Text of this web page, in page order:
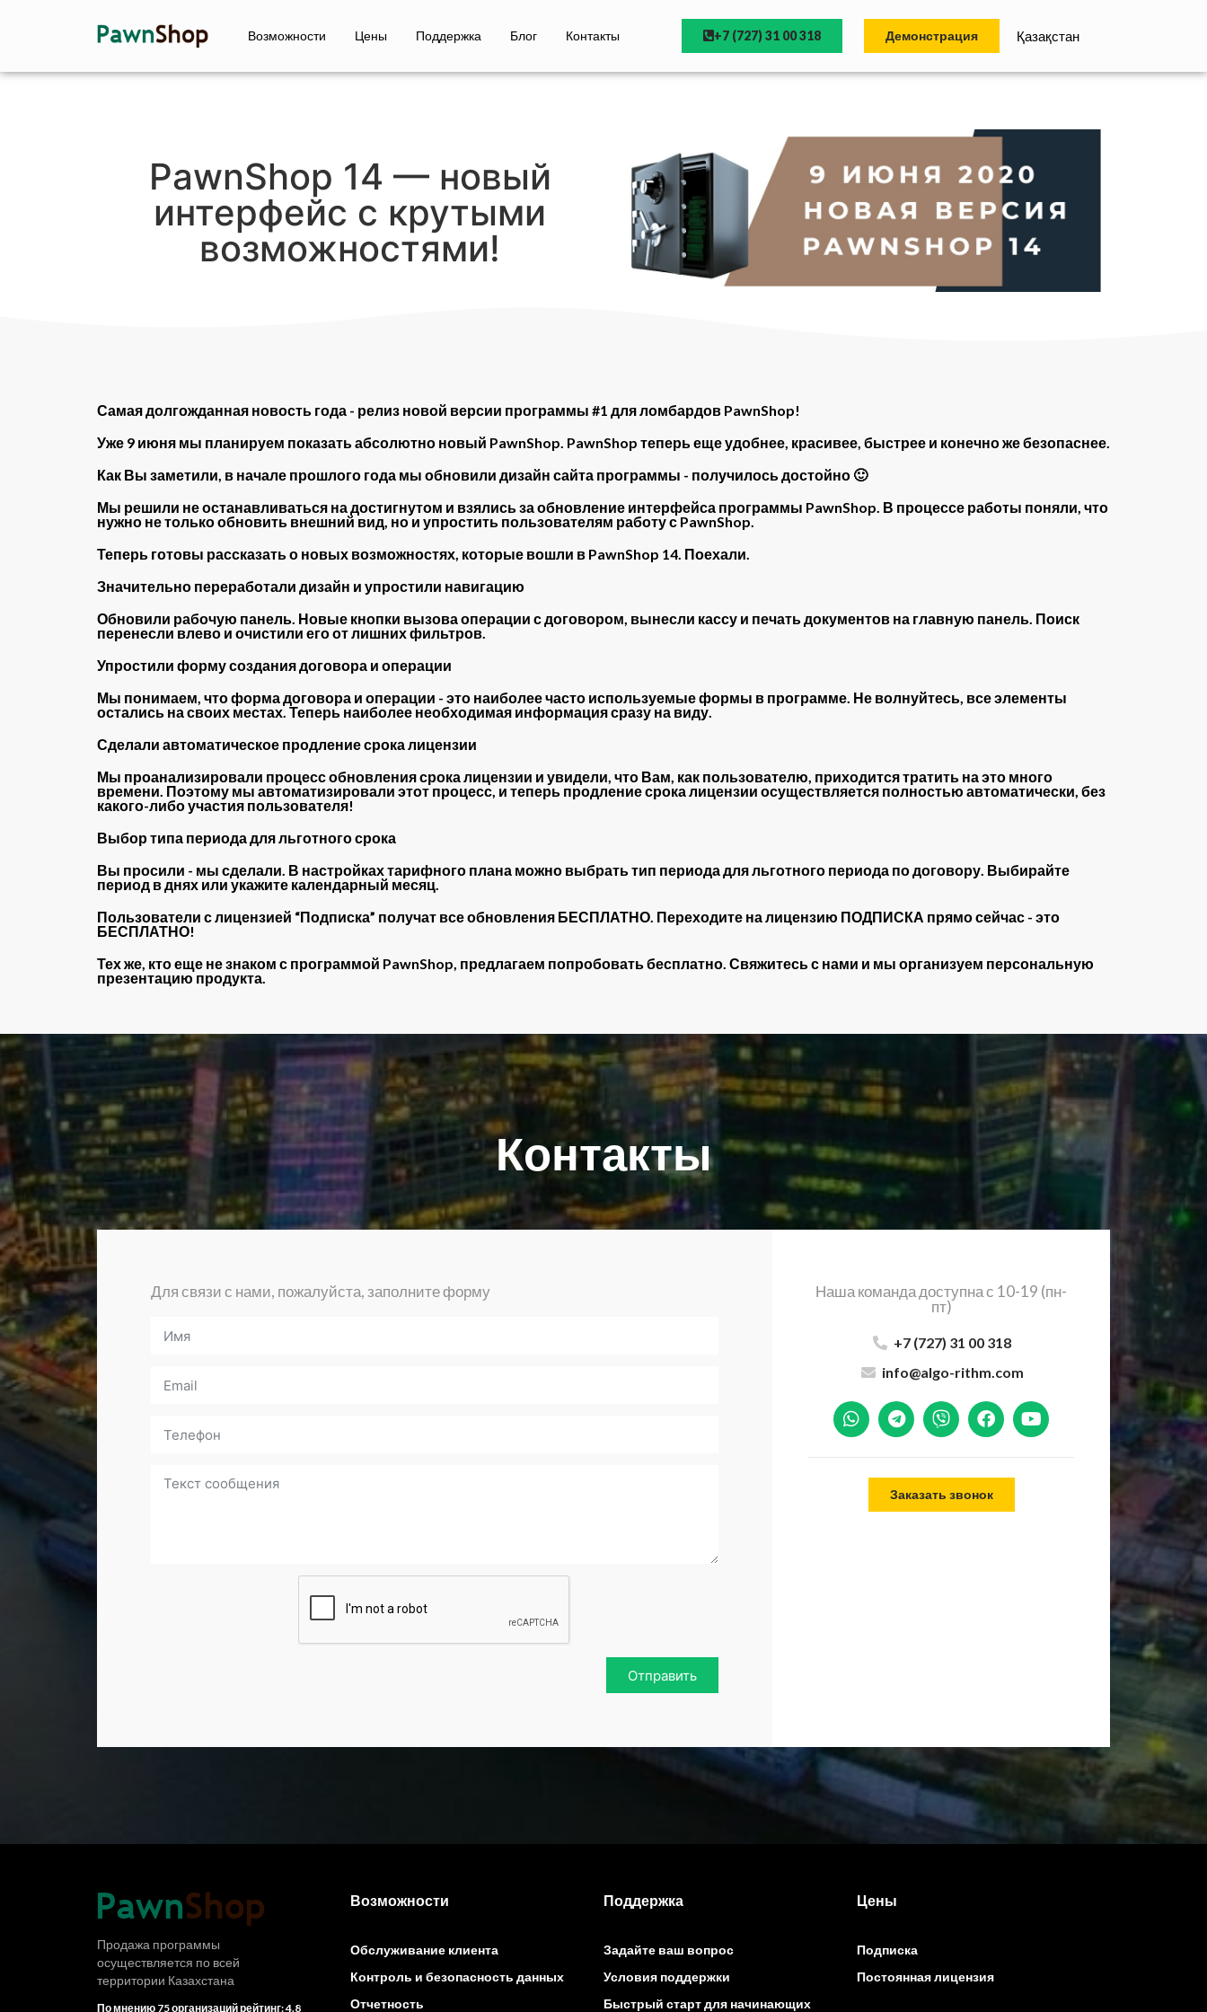
Возможности Цены Поддержка Блог Контакты +7 (727) 31 00 318 Демонстрация Қазақстан
PawnShop 14 — новый
интерфейс с крутыми
возможностями!
Самая долгожданная новость года - релиз новой версии программы #1 для ломбардов PawnShop!
Уже 9 июня мы планируем показать абсолютно новый PawnShop. PawnShop теперь еще удобнее, красивее, быстрее и конечно же безопаснее.
Как Вы заметили, в начале прошлого года мы обновили дизайн сайта программы - получилось достойно 🙂
Мы решили не останавливаться на достигнутом и взялись за обновление интерфейса программы PawnShop. В процессе работы поняли, что
нужно не только обновить внешний вид, но и упростить пользователям работу с PawnShop.
Теперь готовы рассказать о новых возможностях, которые вошли в PawnShop 14. Поехали.
Значительно переработали дизайн и упростили навигацию
Обновили рабочую панель. Новые кнопки вызова операции с договором, вынесли кассу и печать документов на главную панель. Поиск
перенесли влево и очистили его от лишних фильтров.
Упростили форму создания договора и операции
Мы понимаем, что форма договора и операции - это наиболее часто используемые формы в программе. Не волнуйтесь, все элементы
остались на своих местах. Теперь наиболее необходимая информация сразу на виду.
Сделали автоматическое продление срока лицензии
Мы проанализировали процесс обновления срока лицензии и увидели, что Вам, как пользователю, приходится тратить на это много
времени. Поэтому мы автоматизировали этот процесс, и теперь продление срока лицензии осуществляется полностью автоматически, без
какого-либо участия пользователя!
Выбор типа периода для льготного срока
Вы просили - мы сделали. В настройках тарифного плана можно выбрать тип периода для льготного периода по договору. Выбирайте
период в днях или укажите календарный месяц.
Пользователи с лицензией “Подписка” получат все обновления БЕСПЛАТНО. Переходите на лицензию ПОДПИСКА прямо сейчас - это
БЕСПЛАТНО!
Тех же, кто еще не знаком с программой PawnShop, предлагаем попробовать бесплатно. Свяжитесь с нами и мы организуем персональную
презентацию продукта.
Контакты
Для связи с нами, пожалуйста, заполните форму
Отправить
Наша команда доступна с 10-19 (пн-
пт)
+7 (727) 31 00 318
info@algo-rithm.com
Заказать звонок
Продажа программы
осуществляется по всей
территории Казахстана
По мнению 75 организаций рейтинг: 4.8
Возможности
Обслуживание клиента
Контроль и безопасность данных
Отчетность
Поддержка
Задайте ваш вопрос
Условия поддержки
Быстрый старт для начинающих
Цены
Подписка
Постоянная лицензия